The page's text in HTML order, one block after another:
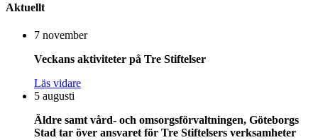
Aktuellt
7 november
Veckans aktiviteter på Tre Stiftelser
Läs vidare
5 augusti
Äldre samt vård- och omsorgsförvaltningen, Göteborgs
Stad tar över ansvaret för Tre Stiftelsers verksamheter